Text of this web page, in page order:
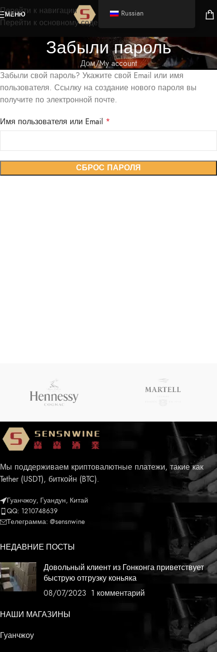
Перейти к навигации
Перейти к основному содержимому
МЕНЮ
Забыли пароль
Дом My account
Забыли свой пароль? Укажите свой Email или имя
пользователя. Ссылку на создание нового пароля вы
получите по электронной почте.
Имя пользователя или Email *
СБРОС ПАРОЛЯ
Мы поддерживаем криптовалютные платежи, такие как
Tether (USDT), биткойн (BTC).
Гуанчжоу, Гуандун, Китай
QQ: 1210748639
Телеграмма: @sensnwine
НЕДАВНИЕ ПОСТЫ
Довольный клиент из Гонконга приветствует
быструю отгрузку коньяка
08/07/2023 1 комментарий
НАШИ МАГАЗИНЫ
Гуанчжоу
Russian